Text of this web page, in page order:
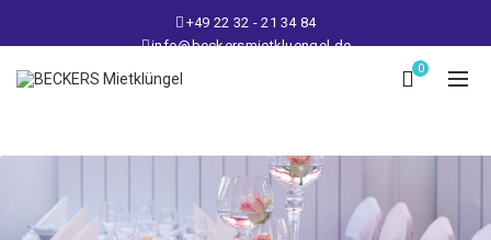
+49 22 32 - 21 34 84
info@beckersmietkluengel.de
Lager: Gutenbergstraße 1 - 50389 Wesseling
Mo - Fr: 9 – 17 Uhr, Sa: 9 – 12 Uhr
0